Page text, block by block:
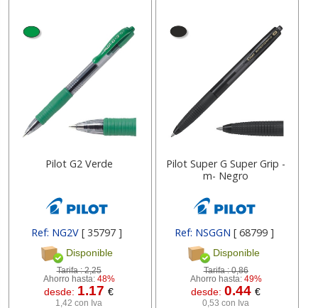
Pilot G2 Verde
Ref: NG2V[ 35797 ]
Disponible
Tarifa :2,25
Ahorro hasta: 48%
desde: 1.17€
1,42 con Iva
Pilot Super G Super Grip -
m- Negro
Ref: NSGGN [ 68799 ]
Disponible
Tarifa :0,86
Ahorro hasta: 49%
desde:0.44€
0,53 con Iva